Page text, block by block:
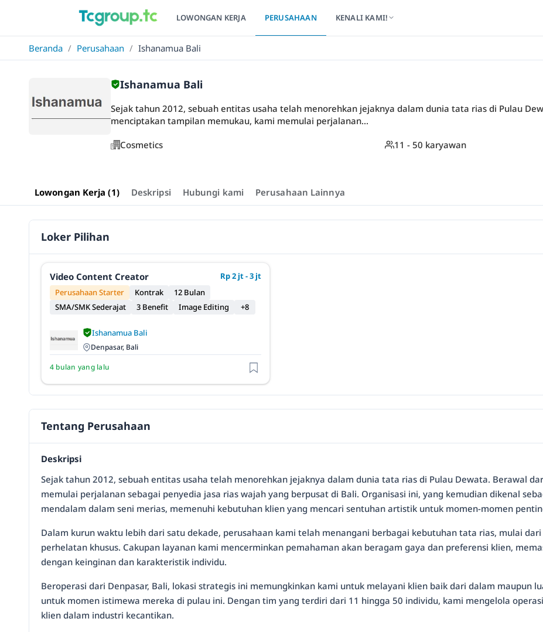
LOWONGAN KERJA PERUSAHAAN KENALI KAMI!
Beranda / Perusahaan / Ishanamua Bali
Ishanamua Bali
Sejak tahun 2012, sebuah entitas usaha telah menorehkan jejaknya dalam dunia tata rias di Pulau
menciptakan tampilan memukau, kami memulai perjalanan...
Cosmetics 11 - 50 karyawan
Lowongan Kerja (1) Deskripsi Hubungi kami Perusahaan Lainnya
Loker Pilihan
Video Content Creator
Rp 2 jt - 3 jt
Perusahaan Starter
Kontrak
12 Bulan
SMA/SMK Sederajat
3 Benefit Image Editing +8
Ishanamua Bali
Denpasar, Bali
4 bulan yang lalu
Tentang Perusahaan
Deskripsi
Sejak tahun 2012, sebuah entitas usaha telah menorehkan jejaknya dalam dunia tata rias di Pulau Dewata. Berawal
memulai perjalanan sebagai penyedia jasa rias wajah yang berpusat di Bali. Organisasi ini, yang kemudian dikenal
mendalam dalam seni merias, memenuhi kebutuhan klien yang mencari sentuhan artistik untuk momen-momen
Dalam kurun waktu lebih dari satu dekade, perusahaan kami telah menangani berbagai kebutuhan tata rias, mulai
perhelatan khusus. Cakupan layanan kami mencerminkan pemahaman akan beragam gaya dan preferensi klien,
dengan keinginan dan karakteristik individu.
Beroperasi dari Denpasar, Bali, lokasi strategis ini memungkinkan kami untuk melayani klien baik dari dalam maupun
untuk momen istimewa mereka di pulau ini. Dengan tim yang terdiri dari 11 hingga 50 individu, kami mengelola
klien dalam industri kecantikan.